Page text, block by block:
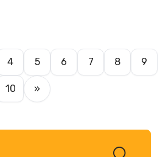
4 5 6 7 8 9
10 »